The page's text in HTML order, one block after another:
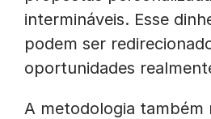
intermináveis. Esse
podem ser
oportunidades
A metodologia também